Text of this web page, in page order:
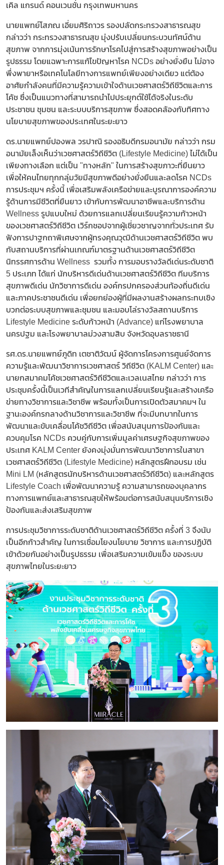
เคิล แกรนด์ คอนเวนชั่น กรุงเทพมหานคร
นายแพทย์โสภณ เอี่ยมศิริถาวร รองปลัดกระทรวงสาธารณสุข
กล่าวว่า กระทรวงสาธารณสุข มุ่งปรับเปลี่ยนกระบวนทัศน์ด้าน
สุขภาพ จากการมุ่งเน้นการรักษาโรคไปสู่การสร้างสุขภาพอย่างเป็น
รูปธรรม โดยแฉพาะการแก้ไขปัญหาโรค NCDs อย่างยั่งยืน ไม่อาจ
พึ่งพายาหรือเทคโนโลยีทางการแพทย์เพียงอย่างเดียว แต่ต้อง
อาศัยกำลังคนที่มีความรู้ความเข้าใจด้านเวชศาสตร์วิถีชีวิตและการ
โค้ช ซึ่งเป็นแนวทางที่สามารถนำไปประยุกต์ใช้ได้จริงในระดับ
ประชาชน ชุมชน และระบบบริการสุขภาพ ซึ่งสอดคล้องกับทิศทาง
นโยบายสุขภาพของประเทศในระยะยาว
ดร.นายแพทย์ปองพล วรปาณิ รองอธิบดีกรมอนามัย กล่าวว่า กรม
อนามัยเล็งเห็นว่าเวชศาสตร์วิถีชีวิต (Lifestyle Medicine) ไม่ได้เป็น
เพียงทางเลือก แต่เป็น "ทางหลัก" ในการสร้างสุขภาวะที่ยืนยาว
เพื่อให้คนไทยทุกกลุ่มวัยมีสุขภาพดีอย่างยั่งยืนและลดโรค NCDs
การประชุมฯ ครั้งนี้ เพื่อเสริมพลังเครือข่ายและบูรณาการองค์ความ
รู้ด้านการมีชีวิตที่ยืนยาว เข้ากับการพัฒนาอาชีพและบริการด้าน
Wellness รูปแบบใหม่ ด้วยการแลกเปลี่ยนเรียนรู้ความก้าวหน้า
ของเวชศาสตร์วิถีชีวิต เวิร์กชอปจากผู้เชี่ยวชาญจากทั่วประเทศ รับ
ฟังการปาฐกถาพิเศษจากผู้ทรงคุณวุฒิด้านเวชศาสตร์วิถีชีวิต พบ
กับสถานบริการที่ผ่านเกณฑ์มาตรฐานด้านเวชศาสตร์วิถีชีวิต
นิทรรศการด้าน Wellness รวมทั้ง การมอบรางวัลดีเด่นระดับชาติ
5 ประเภท ได้แก่ นักบริหารดีเด่นด้านเวชศาสตร์วิถีชีวิต ทีมบริการ
สุขภาพดีเด่น นักวิชาการดีเด่น องค์กรปกครองส่วนท้องถิ่นดีเด่น
และภาคประชาชนดีเด่น เพื่อยกย่องผู้ที่มีผลงานสร้างผลกระทบเชิง
บวกต่อระบบสุขภาพและชุมชน และมอบโล่รางวัลสถานบริการ
Lifestyle Medicine ระดับก้าวหน้า (Advance) แก่โรงพยาบาล
นครปฐม และโรงพยาบาลม่วงสามสิบ จังหวัดอุบลราชธานี
รศ.ดร.นายแพทย์ภูดิท เตชาติวัฒน์ ผู้จัดการโครงการศูนย์จัดการ
ความรู้และพัฒนาวิชาการเวชศาสตร์ วิถีชีวิต (KALM Center) และ
นายกสมาคมโค้ชเวชศาสตร์วิถีชีวิตและเวลเนสไทย กล่าวว่า การ
ประชุมครั้งนี้เป็นเวทีสำคัญในการแลกเปลี่ยนเรียนรู้และสร้างเครือ
ข่ายทางวิชาการและวิชาชีพ พร้อมทั้งเป็นการเปิดตัวสมาคมฯ ใน
ฐานะองค์กรกลางด้านวิชาการและวิชาชีพ ที่จะมีบทบาทในการ
พัฒนาและขับเคลื่อนโค้ชวิถีชีวิต เพื่อสนับสนุนการป้องกันและ
ควบคุมโรค NCDs ควบคู่กับการเพิ่มมูลค่าเศรษฐกิจสุขภาพของ
ประเทศ KALM Center ยังคงมุ่งมั่นการพัฒนาวิชาการในสาขา
เวชศาสตร์วิถีชีวิต (Lifestyle Medicine) หลักสูตรฝึกอบรม เช่น
Mini LM (หลักสูตรนักบริหารด้านเวชศาสตร์วิถีชีวิต) และหลักสูตร
Lifestyle Coach เพื่อพัฒนาความรู้ ความสามารถของบุคลากร
ทางการแพทย์และสาธารณสุขให้พร้อมต่อการสนับสนุนบริการเชิง
ป้องกันและส่งเสริมสุขภาพ
การประชุมวิชาการระดับชาติด้านเวชศาสตร์วิถีชีวิต ครั้งที่ 3 จึงนับ
เป็นอีกก้าวสำคัญ ในการเชื่อมโยงนโยบาย วิชาการ และการปฏิบัติ
เข้าด้วยกันอย่างเป็นรูปธรรม เพื่อเสริมความเข้มแข็ง ของระบบ
สุขภาพไทยในระยะยาว